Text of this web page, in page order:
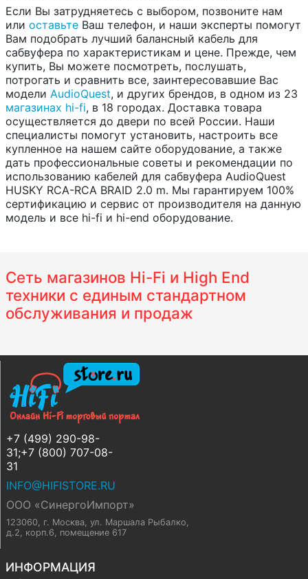
Если Вы затрудняетесь с выбором, позвоните нам
или оставьте Ваш телефон, и наши эксперты помогут
Вам подобрать лучший балансный кабель для
сабвуфера по характеристикам и цене. Прежде, чем
купить, Вы можете посмотреть, послушать,
потрогать и сравнить все, заинтересовавшие Вас
модели AudioQuest, и других брендов, в одном из 23
магазинах hi-fi, в 18 городах. Доставка товара
осуществляется до двери по всей России. Наши
специалисты помогут установить, настроить все
купленное на нашем сайте оборудование, а также
дать профессиональные советы и рекомендации по
использованию кабелей для сабвуфера AudioQuest
HUSKY RCA-RCA BRAID 2.0 m. Мы гарантируем 100%
сертификацию и сервис от производителя на данную
модель и все hi-fi и hi-end оборудование.
Сеть магазинов Hi-Fi и High End
техники с единым стандартном
обслуживания и продаж
+7 (499) 290-98-
31;+7 (800) 707-08-
31
INFO@HIFISTORE.RU
ООО «СинергоИмпорт»
123060, г. Москва, ул. Маршала Рыбалко,
д.2, корп.6, помещение 617
ИНФОРМАЦИЯ